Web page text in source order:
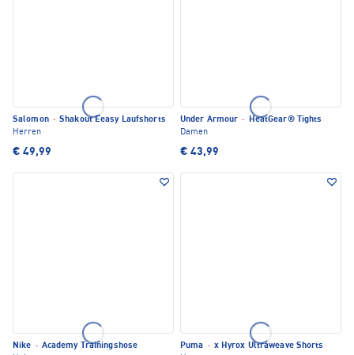
Salomon · Shakout Eeasy Laufshorts
Herren
€ 49,99
Under Armour ·
HeatGear® Tights
Damen
€ 43,99
Nike · Academy Trainingshose
Puma · x Hyrox Ultraweave Shorts